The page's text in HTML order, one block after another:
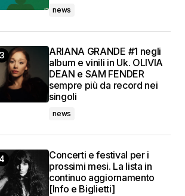
news
ARIANA GRANDE #1 negli
album e vinili in Uk. OLIVIA
DEAN e SAM FENDER
sempre più da record nei
singoli
news
Concerti e festival per i
prossimi mesi. La lista in
continuo aggiornamento
[Info e Biglietti]